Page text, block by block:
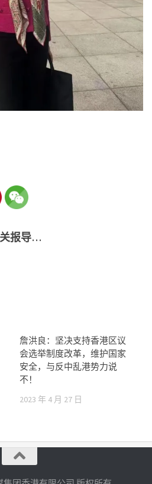
报导…
詹洪良：坚决支持香港区议
会选举制度改革，维护国家
安全，与反中乱港势力说
不！
2023 年 4 月 27 日